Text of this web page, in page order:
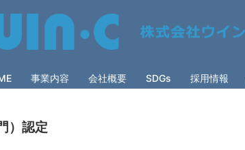
事業内容 会社概要 SDGs 採用情報
）認定